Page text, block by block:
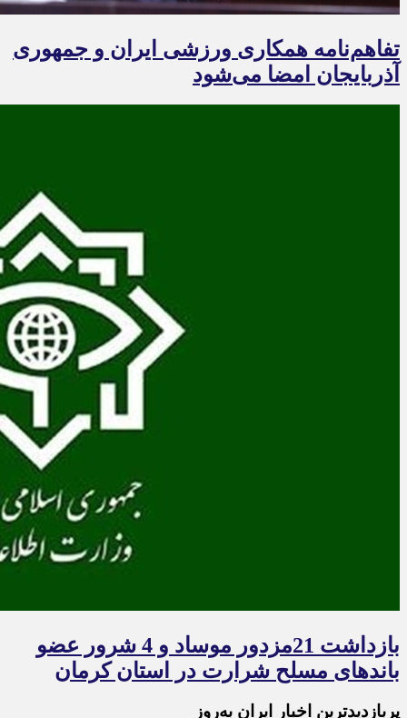
تفاهم‌نامه همکاری ورزشی ایران و جمهوری
آذربایجان امضا می‌شود
بازداشت 21مزدور موساد و 4 شرور عضو
باندهای مسلح شرارت در استان کرمان
پربازدیدترین اخبار ایران به‌روز